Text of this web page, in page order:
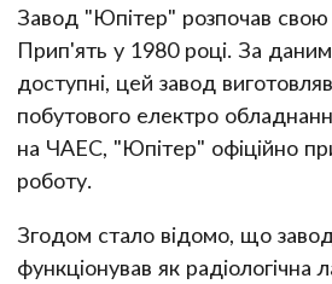
Завод "Юпітер" розпочав свою
Прип'ять у 1980 році. За
доступні, цей завод
побутового електро
на ЧАЕС, "Юпітер" офіційно
роботу.
Згодом стало відомо, що
функціонував як радіологічна